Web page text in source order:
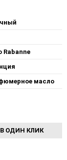
Rabanne
масло
ОДИН КЛИК